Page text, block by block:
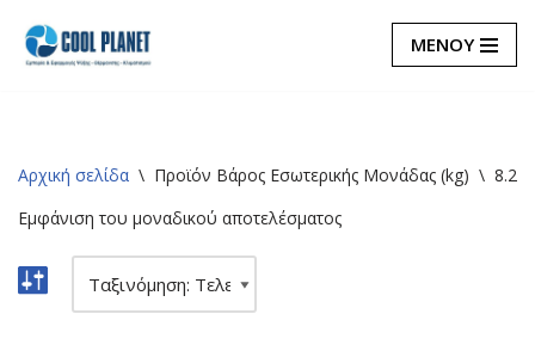
Μεταπηδήστε
ΜΕΝΟΥ
Αρχική σελίδα \ Προϊόν Βάρος Εσωτερικής Μονάδας (kg) \ 8.2
Εμφάνιση του μοναδικού αποτελέσματος